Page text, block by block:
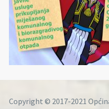
Copyright © 2017-2021